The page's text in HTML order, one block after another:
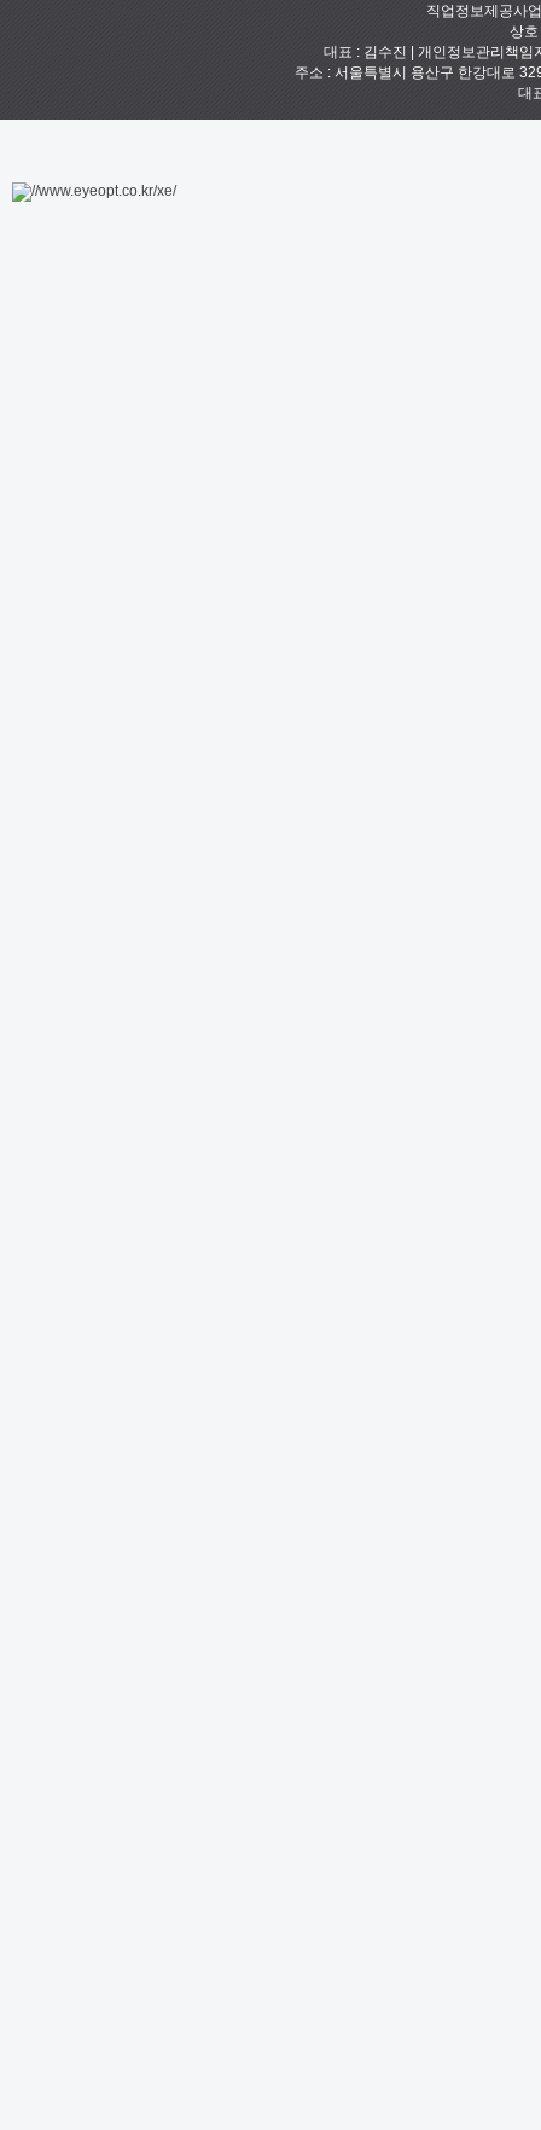
직업정보제공사
상
대표 : 김수진 | 개인정보관리책
주소 : 서울특별시 용산구 한강대로
대